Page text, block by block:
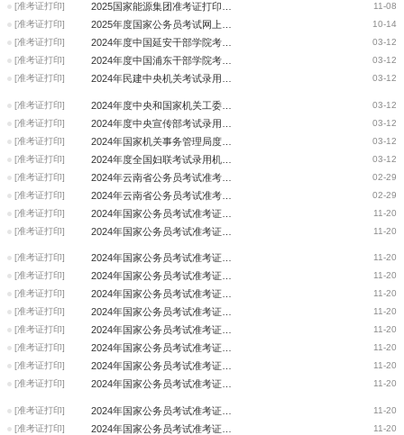
11-08
[准考证打印]
10-14
[准考证打印]
03-12
[准考证打印]
03-12
[准考证打印]
03-12
[准考证打印]
03-12
[准考证打印]
03-12
[准考证打印]
03-12
[准考证打印]
03-12
[准考证打印]
02-29
[准考证打印]
02-29
[准考证打印]
11-20
[准考证打印]
11-20
[准考证打印]
11-20
[准考证打印]
11-20
[准考证打印]
11-20
[准考证打印]
11-20
[准考证打印]
11-20
[准考证打印]
11-20
[准考证打印]
11-20
[准考证打印]
11-20
[准考证打印]
11-20
[准考证打印]
11-20
[准考证打印]